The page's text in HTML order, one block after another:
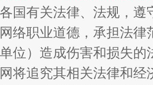
国有关法律、法规，
络职业道德，承担法
位）造成伤害和损失
将追究其相关法律和